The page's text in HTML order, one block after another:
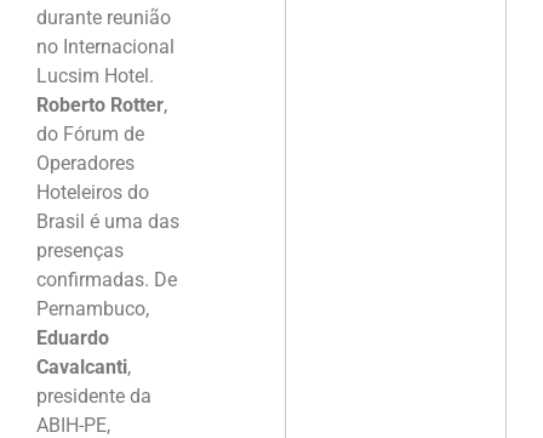
durante reunião
no Internacional
Lucsim Hotel.
Roberto Rotter,
do Fórum de
Operadores
Hoteleiros do
Brasil é uma das
presenças
confirmadas. De
Pernambuco,
Eduardo
Cavalcanti,
presidente da
ABIH-PE,